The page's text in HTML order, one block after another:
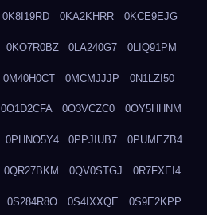
0K8I19RD 0KA2KHRR 0KCE9EJG
0KO7R0BZ 0LA240G7 0LIQ91PM
0M40H0CT 0MCMJJJP 0N1LZI50
0O1D2CFA 0O3VCZC0 0OY5HHNM
0PHNO5Y4 0PPJIUB7 0PUMEZB4
0QR27BKM 0QV0STGJ 0R7FXEI4
0S284R8O 0S4IXXQE 0S9E2KPP